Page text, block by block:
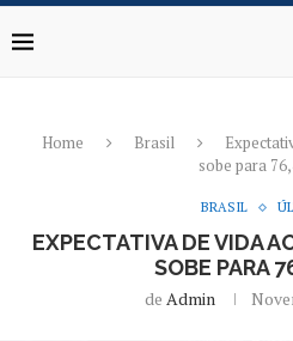
Home Brasil
sobe para
BRASIL
EXPECTATIVA DE VIDA
SOBE PARA
de Admin